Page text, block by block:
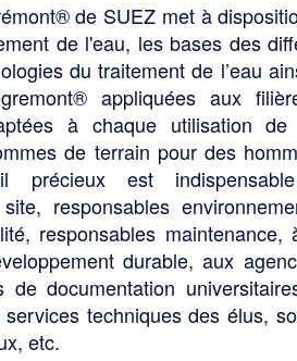
de SUEZ met à
de l'eau, les bases des
du traitement de l’eau
appliquées aux
à chaque utilisation de
de terrain pour des
précieux est
responsables
responsables maintenance,
durable, aux
de documentation
techniques des élus,
etc.